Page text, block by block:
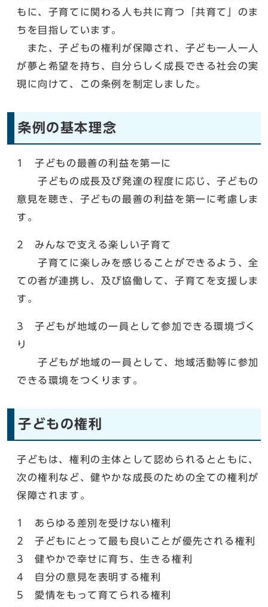
もに、子育てに関わる人も共に育つ「共育て」のま
ちを目指しています。
また、子どもの権利が保障され、子ども一人一人
が夢と希望を持ち、自分らしく成長できる社会の実
現に向けて、この条例を制定しました。
条例の基本理念
1 子どもの最善の利益を第一に
子どもの成長及び発達の程度に応じ、子どもの
意見を聴き、子どもの最善の利益を第一に考慮しま
す。
2 みんなで支える楽しい子育て
子育てに楽しみを感じることができるよう、全
ての者が連携し、及び協働して、子育てを支援しま
す。
3 子どもが地域の一員として参加できる環境づく
り
子どもが地域の一員として、地域活動等に参加
できる環境をつくります。
子どもの権利
子どもは、権利の主体として認められるとともに、
次の権利など、健やかな成長のための全ての権利が
保障されます。
1 あらゆる差別を受けない権利
2 子どもにとって最も良いことが優先される権利
3 健やかで幸せに育ち、生きる権利
4 自分の意見を表明する権利
5 愛情をもって育てられる権利